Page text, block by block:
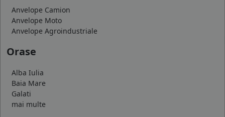
Anvelope Camion
Anvelope Moto
Anvelope Agroindustriale
Orase
Alba Iulia
Baia Mare
Galati
mai multe